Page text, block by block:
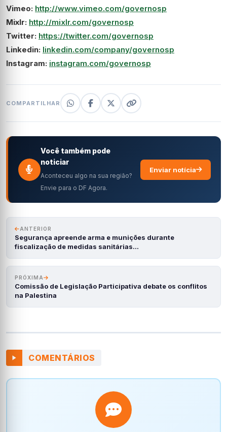
Vimeo: http://www.vimeo.com/governosp
Mixlr: http://mixlr.com/governosp
Twitter: https://twitter.com/governosp
Linkedin: linkedin.com/company/governosp
Instagram: instagram.com/governosp
COMPARTILHAR
Você também pode
noticiar
Aconteceu algo na sua região?
Envie para o DF Agora.
Enviar notícia
ANTERIOR
Segurança apreende arma e munições durante
fiscalização de medidas sanitárias…
PRÓXIMA
Comissão de Legislação Participativa debate os conflitos
na Palestina
COMENTÁRIOS